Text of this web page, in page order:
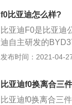
则，各项分别折价。
经典潮流，外形紧
体式掀背行李箱门
饰更是时尚活泼、
CD，处处体现着时
f0比亚迪怎么样?
比亚迪F0是比亚迪
迪自主研发的
百公里油耗仅4.2L
圆润，流美灵动；
背门玻璃雨刮器、
发布时间：2021-04-
比亚迪f0换离合三
比亚迪f0换离合三